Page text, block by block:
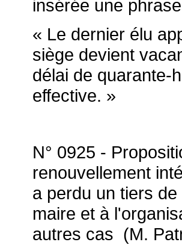
insérée une
« Le dernier élu
siège devient
délai de quarante-
effective. »
N° 0925 -
renouvellement
a perdu un tiers
maire et à
autres cas (M.